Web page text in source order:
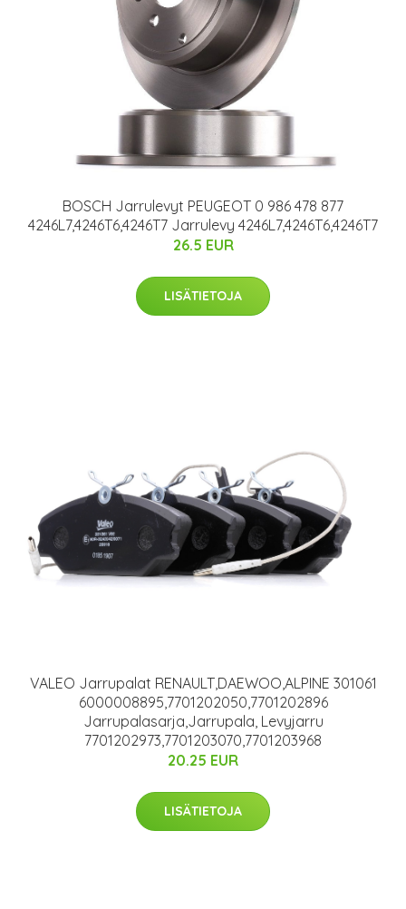
BOSCH Jarrulevyt PEUGEOT 0 986 478 877
4246L7,4246T6,4246T7 Jarrulevy 4246L7,4246T6,4246T7
26.5 EUR
LISÄTIETOJA
VALEO Jarrupalat RENAULT,DAEWOO,ALPINE 301061
6000008895,7701202050,7701202896
Jarrupalasarja,Jarrupala, Levyjarru
7701202973,7701203070,7701203968
20.25 EUR
LISÄTIETOJA